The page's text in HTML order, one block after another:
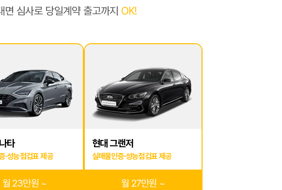
상담중
상담중
상담중
상담중
상담중
상담중
상담중
면 심사로 당일계약 출고까지 OK!
타
·성능점검표 제공
월 23만원 ~
현대 그랜저
실매물인증·성능점검표 제공
월 27만원 ~